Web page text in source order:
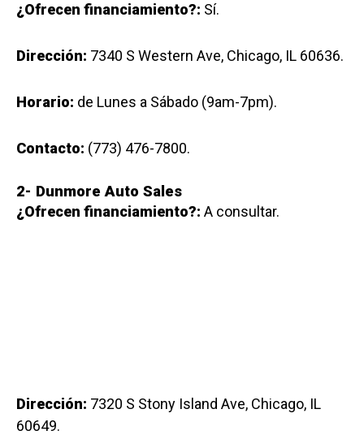
¿Ofrecen financiamiento?: Sí.
Dirección: 7340 S Western Ave, Chicago, IL 60636.
Horario: de Lunes a Sábado (9am-7pm).
Contacto: (773) 476-7800.
2- Dunmore Auto Sales
¿Ofrecen financiamiento?: A consultar.
Dirección: 7320 S Stony Island Ave, Chicago, IL
60649.